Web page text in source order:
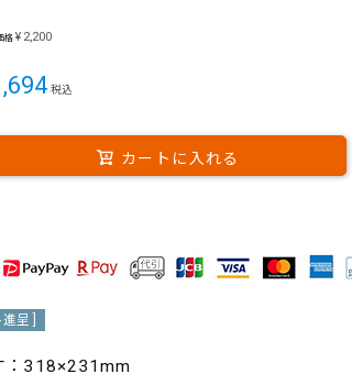
格 ¥ 2,200
税込
カートに入れる
呈 ]
：318×231mm